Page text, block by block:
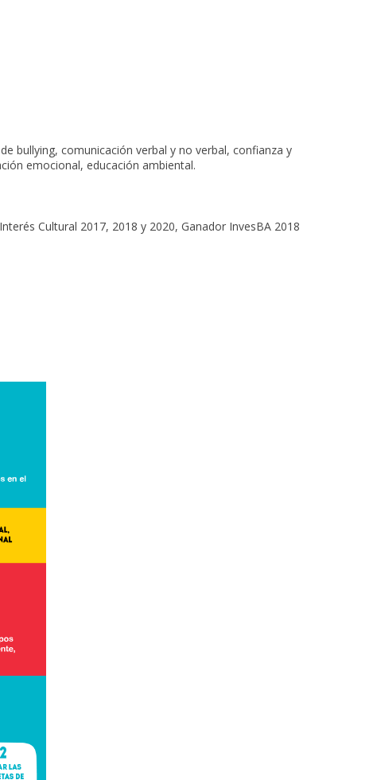
bullying, comunicación verbal y no verbal, confianza y
emocional, educación ambiental.
Cultural 2017, 2018 y 2020, Ganador InvesBA 2018